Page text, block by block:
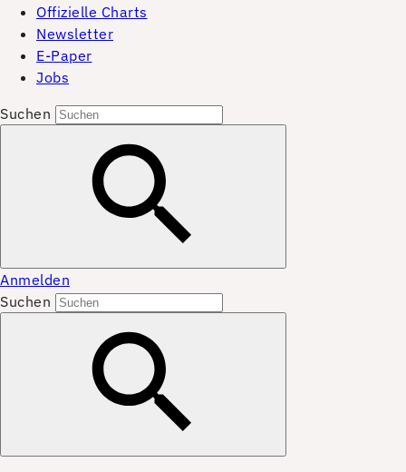
Offizielle Charts
Newsletter
E-Paper
Jobs
Suchen
Anmelden
Suchen